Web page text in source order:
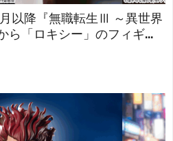
以降『無職転生Ⅲ ～異世界
ら「ロキシー」のフィギュ